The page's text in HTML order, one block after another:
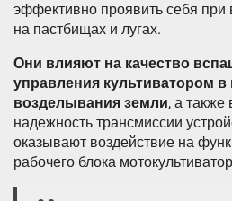
эффективно проявить себя при
на пастбищах и лугах.
Они влияют на качество
управления культиватором в
возделывания земли, а также
надежность трансмиссии
оказывают воздействие на
рабочего блока